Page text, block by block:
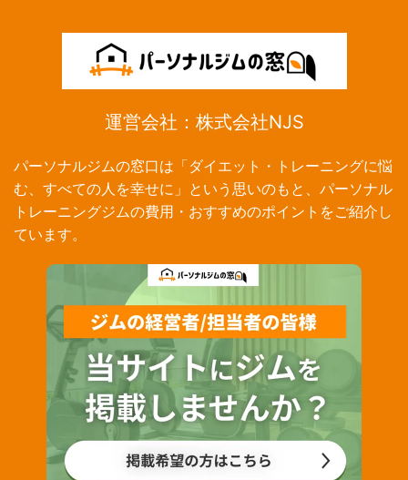
運営会社：株式会社NJS
パーソナルジムの窓口は「ダイエット・トレーニングに悩
む、すべての人を幸せに」という思いのもと、パーソナル
トレーニングジムの費用・おすすめのポイントをご紹介し
ています。